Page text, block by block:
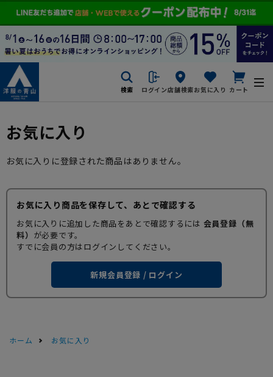
検索 ログイン店舗検索お気に入り カート
お気に入り
お気に入りに登録された商品はありません。
お気に入り商品を保存して、あとで確認する
お気に入りに追加した商品をあとで確認するには 会員登録（無
料） が必要です。
すでに会員の方はログインしてください。
新規会員登録 / ログイン
ホーム お気に入り